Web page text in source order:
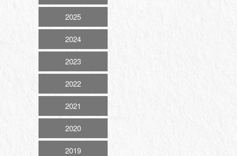
2025
2024
2023
2022
2021
2020
2019